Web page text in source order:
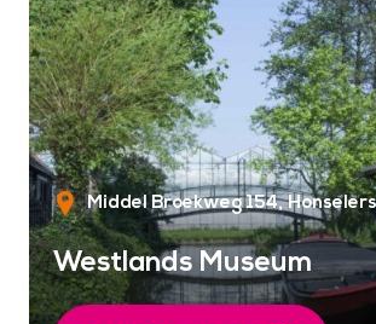
Middel Broekweg 154
Westlands Museum